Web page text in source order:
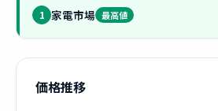
1 家電市場 最高値
価格推移